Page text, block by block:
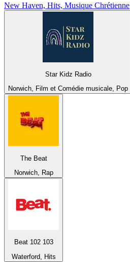
New Haven, Hits, Musique Chrétienne
Star Kidz Radio
Norwich, Film et Comédie musicale, Pop
The Beat
Norwich, Rap
Beat 102 103
Waterford, Hits